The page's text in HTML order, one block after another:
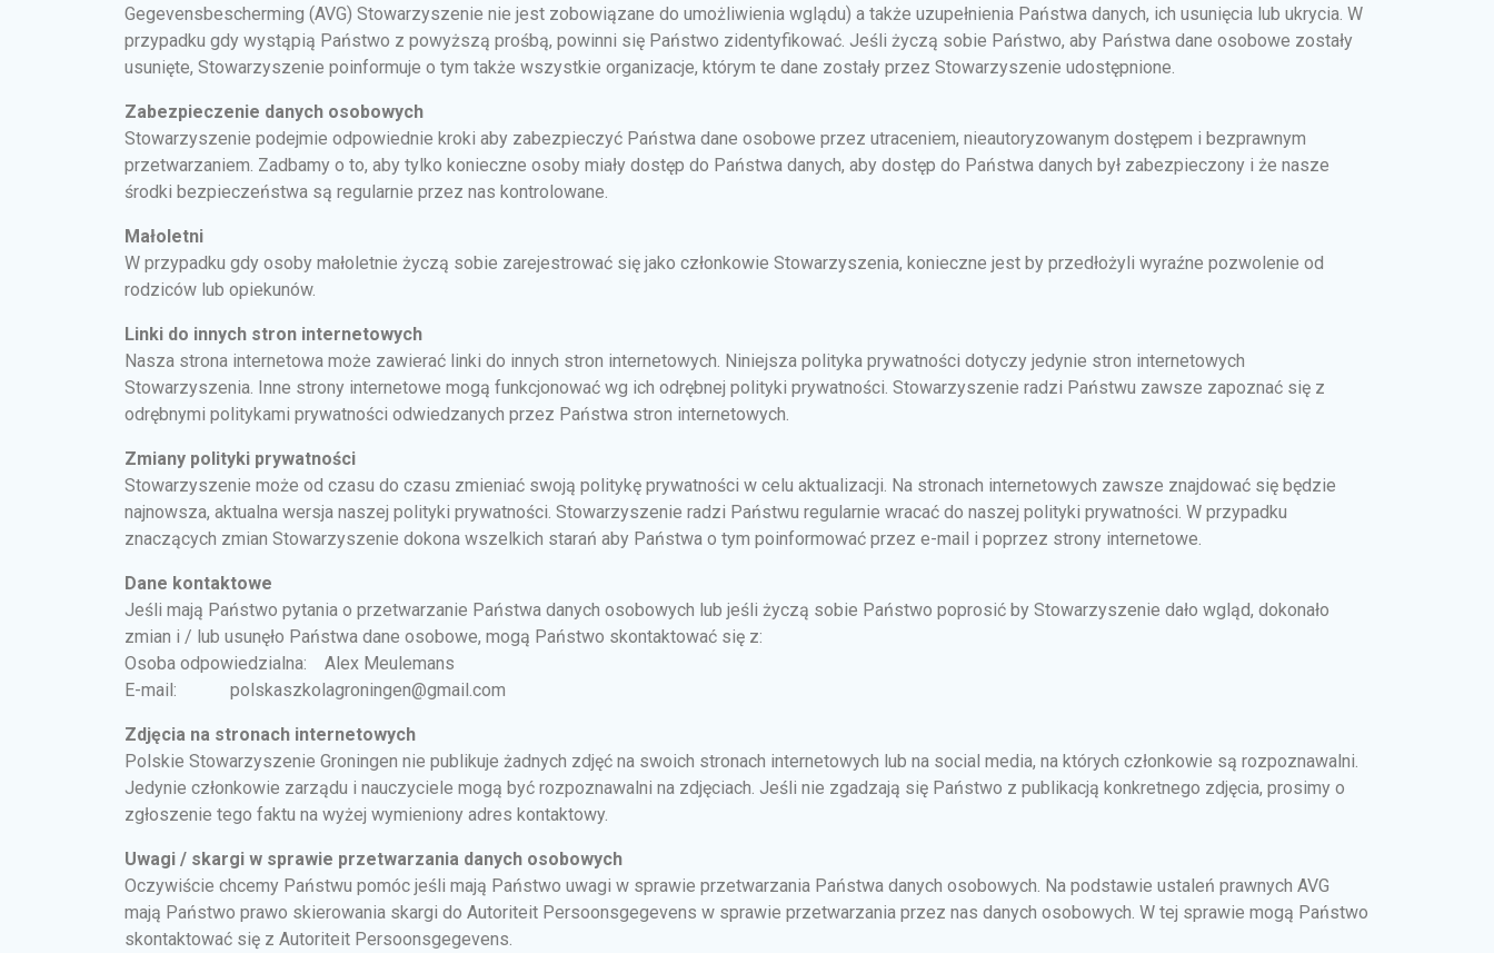
Gegevensbescherming (AVG) Stowarzyszenie nie jest zobowiązane do umożliwienia wglądu) a także uzupełnienia Państwa danych, ich usunięcia lub ukrycia. W
przypadku gdy wystąpią Państwo z powyższą prośbą, powinni się Państwo zidentyfikować. Jeśli życzą sobie Państwo, aby Państwa dane osobowe zostały
usunięte, Stowarzyszenie poinformuje o tym także wszystkie organizacje, którym te dane zostały przez Stowarzyszenie udostępnione.
Zabezpieczenie danych osobowych
Stowarzyszenie podejmie odpowiednie kroki aby zabezpieczyć Państwa dane osobowe przez utraceniem, nieautoryzowanym dostępem i bezprawnym
przetwarzaniem. Zadbamy o to, aby tylko konieczne osoby miały dostęp do Państwa danych, aby dostęp do Państwa danych był zabezpieczony i że nasze
środki bezpieczeństwa są regularnie przez nas kontrolowane.
Małoletni
W przypadku gdy osoby małoletnie życzą sobie zarejestrować się jako członkowie Stowarzyszenia, konieczne jest by przedłożyli wyraźne pozwolenie od
rodziców lub opiekunów.
Linki do innych stron internetowych
Nasza strona internetowa może zawierać linki do innych stron internetowych. Niniejsza polityka prywatności dotyczy jedynie stron internetowych
Stowarzyszenia. Inne strony internetowe mogą funkcjonować wg ich odrębnej polityki prywatności. Stowarzyszenie radzi Państwu zawsze zapoznać się z
odrębnymi politykami prywatności odwiedzanych przez Państwa stron internetowych.
Zmiany polityki prywatności
Stowarzyszenie może od czasu do czasu zmieniać swoją politykę prywatności w celu aktualizacji. Na stronach internetowych zawsze znajdować się będzie
najnowsza, aktualna wersja naszej polityki prywatności. Stowarzyszenie radzi Państwu regularnie wracać do naszej polityki prywatności. W przypadku
znaczących zmian Stowarzyszenie dokona wszelkich starań aby Państwa o tym poinformować przez e-mail i poprzez strony internetowe.
Dane kontaktowe
Jeśli mają Państwo pytania o przetwarzanie Państwa danych osobowych lub jeśli życzą sobie Państwo poprosić by Stowarzyszenie dało wgląd, dokonało
zmian i / lub usunęło Państwa dane osobowe, mogą Państwo skontaktować się z:
Osoba odpowiedzialna: Alex Meulemans
E-mail: polskaszkolagroningen@gmail.com
Zdjęcia na stronach internetowych
Polskie Stowarzyszenie Groningen nie publikuje żadnych zdjęć na swoich stronach internetowych lub na social media, na których członkowie są rozpoznawalni.
Jedynie członkowie zarządu i nauczyciele mogą być rozpoznawalni na zdjęciach. Jeśli nie zgadzają się Państwo z publikacją konkretnego zdjęcia, prosimy o
zgłoszenie tego faktu na wyżej wymieniony adres kontaktowy.
Uwagi / skargi w sprawie przetwarzania danych osobowych
Oczywiście chcemy Państwu pomóc jeśli mają Państwo uwagi w sprawie przetwarzania Państwa danych osobowych. Na podstawie ustaleń prawnych AVG
mają Państwo prawo skierowania skargi do Autoriteit Persoonsgegevens w sprawie przetwarzania przez nas danych osobowych. W tej sprawie mogą Państwo
skontaktować się z Autoriteit Persoonsgegevens.